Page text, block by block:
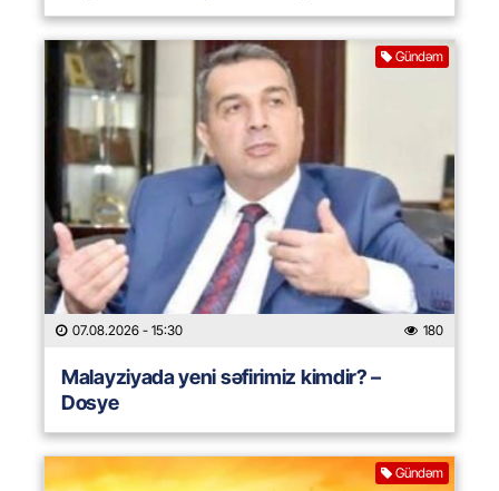
Gündəm
07.08.2026 - 15:30 180
Malayziyada yeni səfirimiz kimdir? –
Dosye
Gündəm